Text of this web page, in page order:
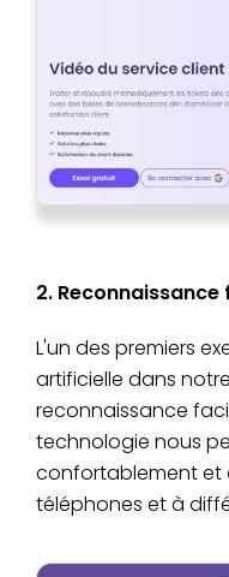
2.
L'un des premiers
artificielle dans
reconnaissance
technologie nous
confortablement et
téléphones et à